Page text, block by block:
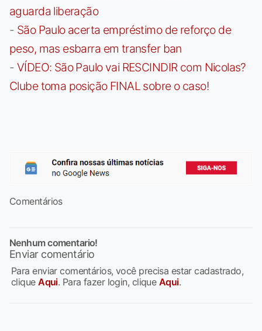
aguarda liberação
- São Paulo acerta empréstimo de reforço de
peso, mas esbarra em transfer ban
- VÍDEO: São Paulo vai RESCINDIR com Nicolas?
Clube toma posição FINAL sobre o caso!
Comentários
Nenhum comentario!
Enviar comentário
Para enviar comentários, você precisa estar cadastrado,
cliqueAqui. Para fazer login, clique Aqui.